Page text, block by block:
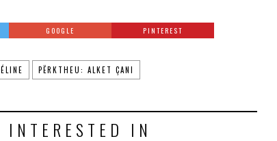
GOOGLE PINTEREST
PËRKTHEU: ALKET ÇANI
IN